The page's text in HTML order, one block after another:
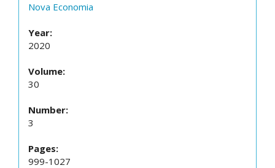
Nova Economia
Year:
2020
Volume:
30
Number:
3
Pages:
999-1027